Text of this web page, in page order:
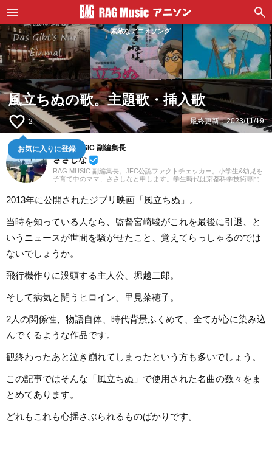
素敵なアニメソング
風立ちぬの歌。主題歌・挿入歌
favorite_border 2
お気に入りに登録
最終更新：2023/11/19
RAG MUSIC 副編集長
ささしな beenhere
RAG MUSIC 副編集長。JFC公認ファクトチェッカー。小学生&幼児を
子育て中のママ、ささしなと申します。学生時代は京都科学技術専門
クリエイティブな表現力の基礎まで身につけました。卒業後は現職で
ある音楽制作会社に入社し、現在に至るまで一貫して制作畑にて経験
に子育てについて学んだこと、日々子供と向き合う中で感じたことや
知ったことを活かしながら、子供向けの記事を中心に担当していま
す。少しでもみなさんのお役に立てれば幸いです！
2013年に公開されたジブリ映画「風立ちぬ」。
当時を知っている人なら、監督宮崎駿がこれを最後に引退、と
いうニュースが世間を騒がせたこと、覚えてらっしゃるのでは
ないでしょうか。
飛行機作りに没頭する主人公、堀越二郎。
そして病気と闘うヒロイン、里見菜穂子。
2人の関係性、物語自体、時代背景ふくめて、全てが心に染み込
んでくるような作品です。
観終わったあと泣き崩れてしまったという方も多いでしょう。
この記事ではそんな「風立ちぬ」で使用された名曲の数々をま
とめてあります。
どれもこれも心揺さぶられるものばかりです。